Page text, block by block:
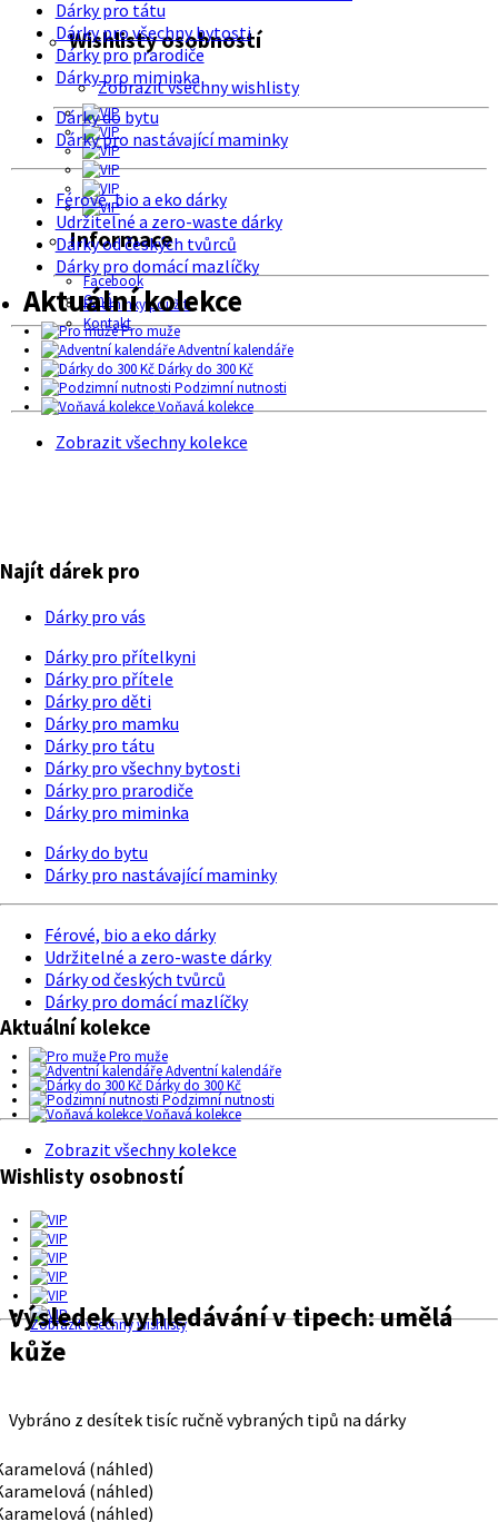
Wishlisty osobností
Zobrazit všechny wishlisty
Informace
Facebook
O nás
Podmínky použití
Kontakt
Dárky pro tátu
Dárky pro všechny bytosti
Dárky pro prarodiče
Dárky pro miminka
Dárky do bytu
Dárky pro nastávající maminky
Férové, bio a eko dárky
Udržitelné a zero-waste dárky
Dárky od českých tvůrců
Dárky pro domácí mazlíčky
Aktuální kolekce
Pro muže
Adventní kalendáře
Dárky do 300 Kč
Podzimní nutnosti
Voňavá kolekce
Zobrazit všechny kolekce
Najít dárek pro
Dárky pro vás
Dárky pro přítelkyni
Dárky pro přítele
Dárky pro děti
Dárky pro mamku
Dárky pro tátu
Dárky pro všechny bytosti
Dárky pro prarodiče
Dárky pro miminka
Dárky do bytu
Dárky pro nastávající maminky
Férové, bio a eko dárky
Udržitelné a zero-waste dárky
Dárky od českých tvůrců
Dárky pro domácí mazlíčky
Aktuální kolekce
Pro muže
Adventní kalendáře
Dárky do 300 Kč
Podzimní nutnosti
Voňavá kolekce
Zobrazit všechny kolekce
Wishlisty osobností
Zobrazit všechny wishlisty
Výsledek vyhledávání v tipech:umělá
kůže
Vybráno z desítek tisíc ručně vybraných tipů na dárky